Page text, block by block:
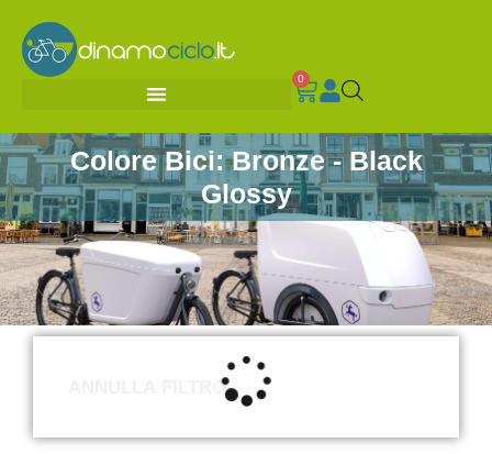
0
Colore Bici: Bronze - Black
Glossy
ANNULLA FILTRO